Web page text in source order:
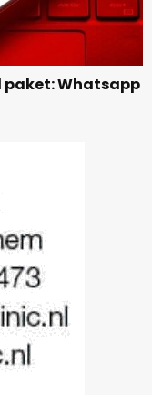
paket: Whatsapp